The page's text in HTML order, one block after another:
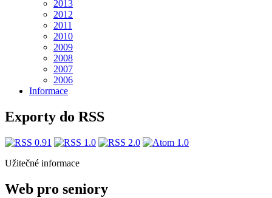
2013
2012
2011
2010
2009
2008
2007
2006
Informace
Exporty do RSS
Užitečné informace
Web pro seniory